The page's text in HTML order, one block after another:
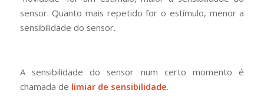
sensor. Quanto mais repetido for o estímulo, menor a
sensibilidade do sensor.
A sensibilidade do sensor num certo momento é
chamada de limiar de sensibilidade.